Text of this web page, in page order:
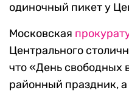
одиночный пикет у
Московская
Центрального
что «День свободных
районный праздник,